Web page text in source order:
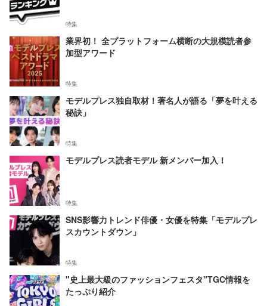
特集
業界初！ 全プラットフォーム横断の大規模読者参
加型アワード
特集
モデルプレス独自取材！著名人が語る「夢を叶える
秘訣」
特集
モデルプレス読者モデル 新メンバー加入！
特集
SNS影響力トレンド俳優・女優を特集「モデルプレ
スカウントダウン」
特集
"史上最大級のファッションフェスタ"TGC情報を
たっぷり紹介